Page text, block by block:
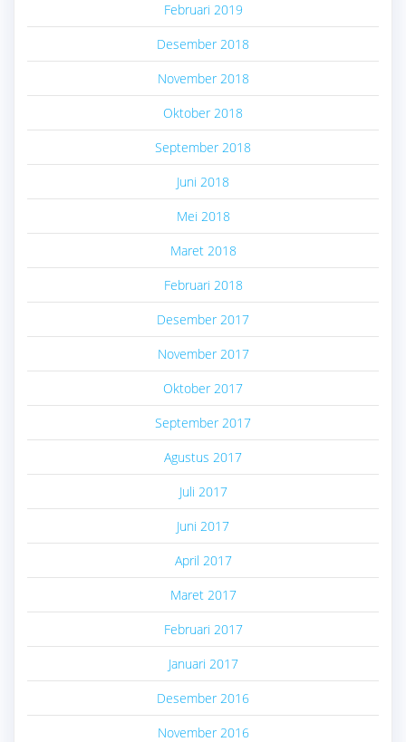
Februari 2019
Desember 2018
November 2018
Oktober 2018
September 2018
Juni 2018
Mei 2018
Maret 2018
Februari 2018
Desember 2017
November 2017
Oktober 2017
September 2017
Agustus 2017
Juli 2017
Juni 2017
April 2017
Maret 2017
Februari 2017
Januari 2017
Desember 2016
November 2016